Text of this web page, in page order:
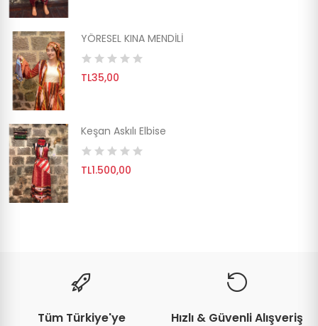
YÖRESEL KINA MENDİLİ
TL35,00
Keşan Askılı Elbise
TL1.500,00
Tüm Türkiye'ye Hızlı & Güvenli Alışveriş